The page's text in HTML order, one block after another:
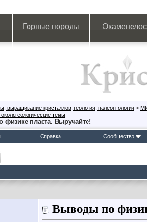
Горные породы
выращивание кристаллов, геология, палеонтология >
окологеологические темы
физике пласта. Выручайте!
Справка Сообщество
Выводы по